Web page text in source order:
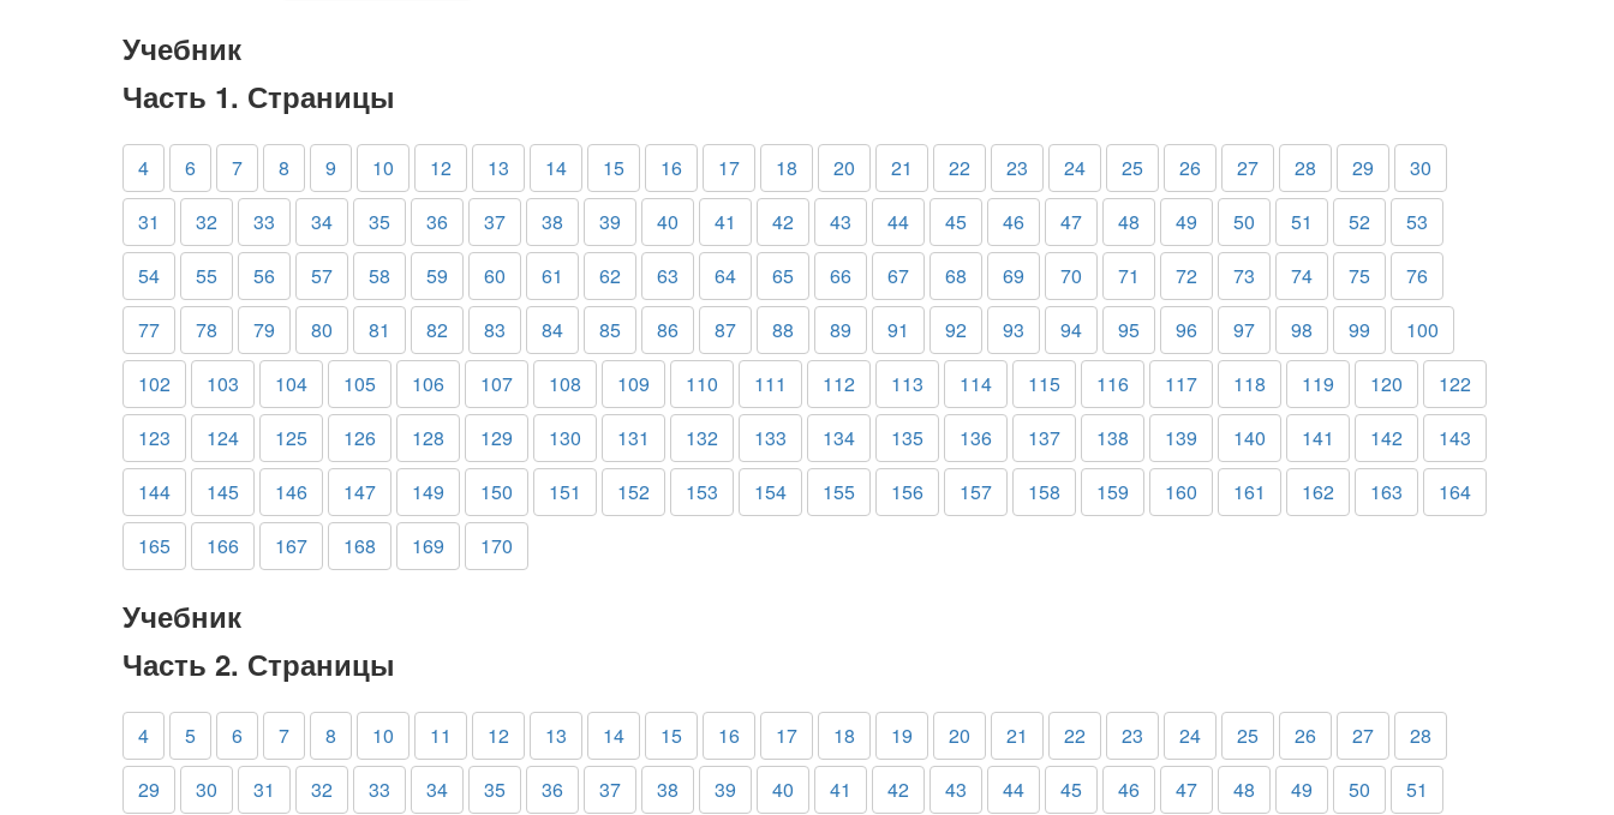
Учебник
Часть 1. Страницы
4 6 7 8 9 10 12 13 14 15 16 17 18 20 21 22 23 24 25 26 27 28 29
30
31
32 33 34 35 36 37 38 39 40 41 42 43 44 45 46 47 48 49 50 51 52
53
54
55 56 57 58 59 60 61 62 63 64 65 66 67 68 69 70 71 72 73 74 75
76
77
78 79 80 81 82 83 84 85 86 87 88 89 91 92 93 94 95 96 97 98 99
100
102
103 104 105 106 107 108 109 110 111 112 113 114 115 116 117 118 119 120
122
123
124 125 126 128 129 130 131 132 133 134 135 136 137 138 139 140 141 142
143
144
145 146 147 149 150 151 152 153 154 155 156 157 158 159 160 161 162 163
164
165
166 167 168 169 170
Учебник
Часть 2. Страницы
4 5 6 7 8 10 11 12 13 14 15 16 17 18 19 20 21 22 23 24 25 26 27
28
29
30 31 32 33 34 35 36 37 38 39 40 41 42 43 44 45 46 47 48 49 50
51